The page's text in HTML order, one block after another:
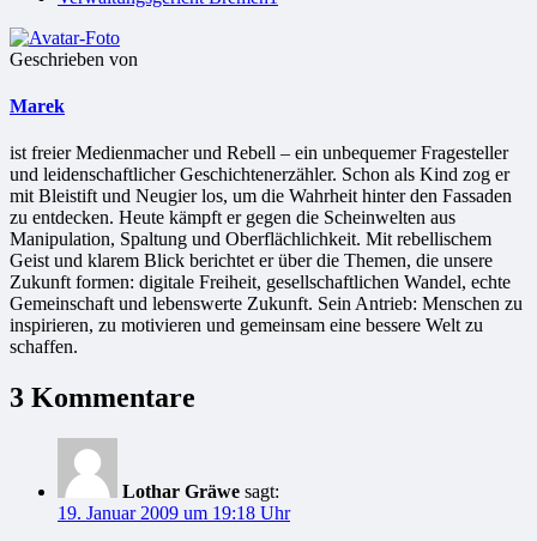
Geschrieben von
Marek
ist freier Medienmacher und Rebell – ein unbequemer Fragesteller
und leidenschaftlicher Geschichtenerzähler. Schon als Kind zog er
mit Bleistift und Neugier los, um die Wahrheit hinter den Fassaden
zu entdecken. Heute kämpft er gegen die Scheinwelten aus
Manipulation, Spaltung und Oberflächlichkeit. Mit rebellischem
Geist und klarem Blick berichtet er über die Themen, die unsere
Zukunft formen: digitale Freiheit, gesellschaftlichen Wandel, echte
Gemeinschaft und lebenswerte Zukunft. Sein Antrieb: Menschen zu
inspirieren, zu motivieren und gemeinsam eine bessere Welt zu
schaffen.
3 Kommentare
Lothar Gräwe sagt:
19. Januar 2009 um 19:18 Uhr